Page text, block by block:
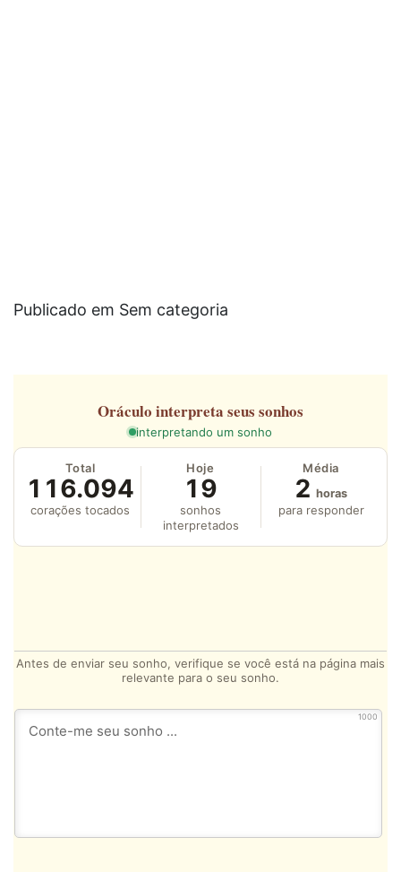
Publicado em Sem categoria
Oráculo interpreta seus sonhos
interpretando um sonho
Total
116.094
corações tocados
Hoje
19
sonhos
interpretados
Média
2 horas
para responder
Antes de enviar seu sonho, verifique se você está na página mais
relevante para o seu sonho.
1000